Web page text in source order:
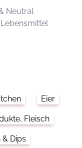
Neutral
Eier
Fleisch
Dips